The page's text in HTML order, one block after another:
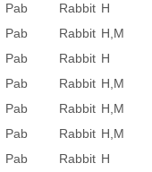
Pab Rabbit H
Pab Rabbit H,M
Pab Rabbit H
Pab Rabbit H,M
Pab Rabbit H,M
Pab Rabbit H,M
Pab Rabbit H